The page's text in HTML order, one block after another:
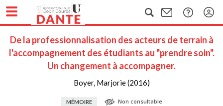
De la professionnalisation des acteurs de terrain à
l'accompagnement des étudiants au "prendre soin".
Un changement à accompagner.
Boyer, Marjorie (2016)
MÉMOIRE Non consultable